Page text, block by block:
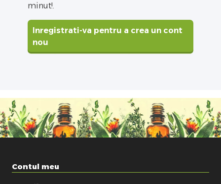
minut!.
Inregistrati-va pentru a crea un cont
nou
Contul meu